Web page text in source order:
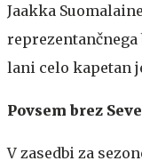
Jaakka
lani celo kapetan
Povsem brez
V zasedbi za